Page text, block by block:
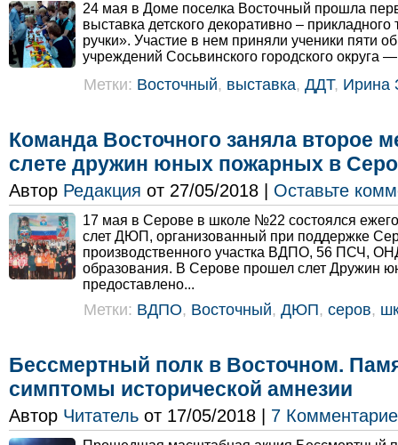
24 мая в Доме поселка Восточный прошла
выставка детского декоративно –
ручки». Участие в нем приняли ученики пяти
учреждений Сосьвинского городского округа
Метки: Восточный, выставка, ДДТ, Ирина
Команда Восточного заняла второе
слете дружин юных пожарных в
Автор Редакция от 27/05/2018 | Оставьте
17 мая в Серове в школе №22 состоялся
слет ДЮП, организованный при поддержке
производственного участка ВДПО, 56 ПСЧ,
образования. В Серове прошел слет Дружин
предоставлено...
Метки: ВДПО, Восточный, ДЮП, серов,
Бессмертный полк в Восточном.
симптомы исторической амнезии
Автор Читатель от 17/05/2018 | 7